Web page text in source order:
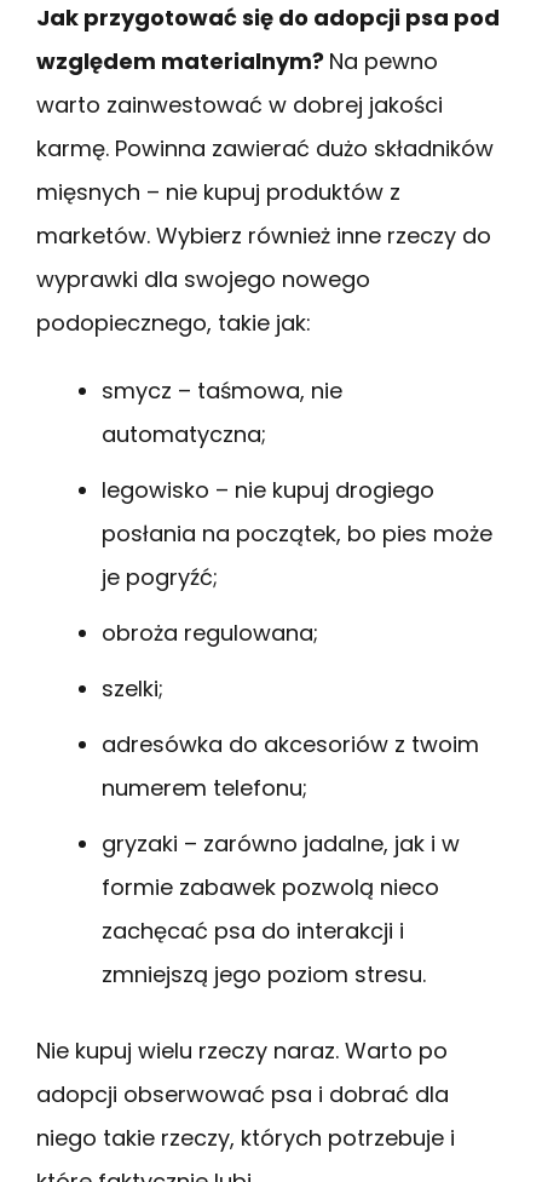
Jak przygotować się do adopcji psa pod
względem materialnym? Na pewno
warto zainwestować w dobrej jakości
karmę. Powinna zawierać dużo składników
mięsnych – nie kupuj produktów z
marketów. Wybierz również inne rzeczy do
wyprawki dla swojego nowego
podopiecznego, takie jak:
smycz – taśmowa, nie
automatyczna;
legowisko – nie kupuj drogiego
posłania na początek, bo pies może
je pogryźć;
obroża regulowana;
szelki;
adresówka do akcesoriów z twoim
numerem telefonu;
gryzaki – zarówno jadalne, jak i w
formie zabawek pozwolą nieco
zachęcać psa do interakcji i
zmniejszą jego poziom stresu.
Nie kupuj wielu rzeczy naraz. Warto po
adopcji obserwować psa i dobrać dla
niego takie rzeczy, których potrzebuje i